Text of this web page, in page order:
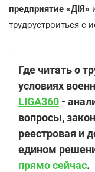
предприятие «ДІЯ»
трудоустроиться с
Где читать о
условиях
LIGA360 -
вопросы,
реестровая и
едином
прямо сейчас.